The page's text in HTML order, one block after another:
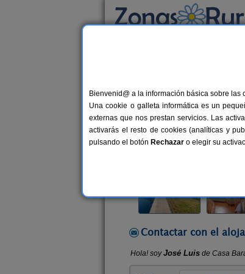
Casa Baralló
Casa Rural en Lobios
Alquiler por habitaciones
Contactar con el
Bienvenid@ a la información básica sobre
Una cookie o galleta informática es un
externas que nos prestan servicios. Las
activarás el resto de cookies (analíticas y
pulsando el botón Rechazar o elegir su